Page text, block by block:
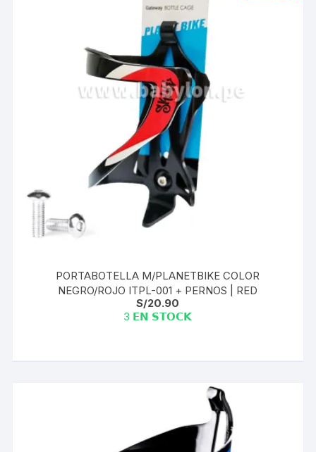
PORTABOTELLA M/PLANETBIKE COLOR
NEGRO/ROJO ITPL-001 + PERNOS | RED
S/20.90
3 𝗘𝗡 𝗦𝗧𝗢𝗖𝗞